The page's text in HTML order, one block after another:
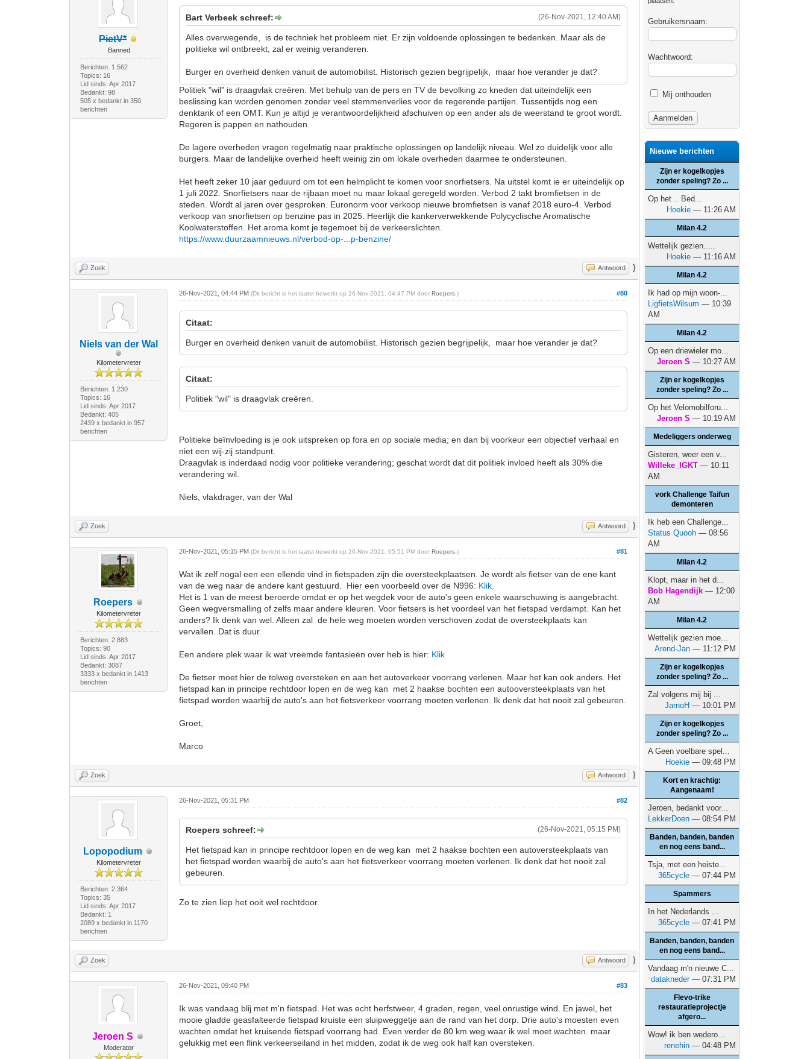
PietV*
Banned
Berichten: 1.562
Topics: 16
Lid sinds: Apr 2017
Bedankt: 98
505 x bedankt in 350
berichten
(26-Nov-2021, 12:40 AM)
Bart Verbeek schreef:
Alles overwegende, is de techniek het probleem niet. Er zijn voldoende oplossingen te bedenken. Maar als de
politieke wil ontbreekt, zal er weinig veranderen.
Burger en overheid denken vanuit de automobilist. Historisch gezien begrijpelijk, maar hoe verander je dat?
Politiek "wil" is draagvlak creëren. Met behulp van de pers en TV de bevolking zo kneden dat uiteindelijk een
beslissing kan worden genomen zonder veel stemmenverlies voor de regerende partijen. Tussentijds nog een
denktank of een OMT. Kun je altijd je verantwoordelijkheid afschuiven op een ander als de weerstand te groot wordt.
Regeren is pappen en nathouden.
De lagere overheden vragen regelmatig naar praktische oplossingen op landelijk niveau. Wel zo duidelijk voor alle
burgers. Maar de landelijke overheid heeft weinig zin om lokale overheden daarmee te ondersteunen.
Het heeft zeker 10 jaar geduurd om tot een helmplicht te komen voor snorfietsers. Na uitstel komt ie er uiteindelijk op
1 juli 2022. Snorfietsers naar de rijbaan moet nu maar lokaal geregeld worden. Verbod 2 takt bromfietsen in de
steden. Wordt al jaren over gesproken. Euronorm voor verkoop nieuwe bromfietsen is vanaf 2018 euro-4. Verbod
verkoop van snorfietsen op benzine pas in 2025. Heerlijk die kankerverwekkende Polycyclische Aromatische
Koolwaterstoffen. Het aroma komt je tegemoet bij de verkeerslichten.
https://www.duurzaamnieuws.nl/verbod-op-...p-benzine/
Zoek Antwoord }
Niels van der Wal
Kilometervreter
Berichten: 1.230
Topics: 16
Lid sinds: Apr 2017
Bedankt: 405
2439 x bedankt in 957
berichten
#80
26-Nov-2021, 04:44 PM(Dit bericht is het laatst bewerkt op 26-Nov-2021, 04:47 PM doorRoepers .)
Citaat:
Burger en overheid denken vanuit de automobilist. Historisch gezien begrijpelijk, maar hoe verander je dat?
Citaat:
Politiek "wil" is draagvlak creëren.
Politieke beïnvloeding is je ook uitspreken op fora en op sociale media; en dan bij voorkeur een objectief verhaal en
niet een wij-zij standpunt.
Draagvlak is inderdaad nodig voor politieke verandering; geschat wordt dat dit politiek invloed heeft als 30% die
verandering wil.
Niels, vlakdrager, van der Wal
Zoek Antwoord }
Roepers
Kilometervreter
Berichten: 2.883
Topics: 90
Lid sinds: Apr 2017
Bedankt: 3087
3333 x bedankt in 1413
berichten
#81
26-Nov-2021, 05:15 PM(Dit bericht is het laatst bewerkt op 26-Nov-2021, 05:51 PM doorRoepers .)
Wat ik zelf nogal een een ellende vind in fietspaden zijn die oversteekplaatsen. Je wordt als fietser van de ene kant
van de weg naar de andere kant gestuurd. Hier een voorbeeld over de N996: Klik
Het is 1 van de meest beroerde omdat er op het wegdek voor de auto's geen enkele waarschuwing is aangebracht.
Geen wegversmalling of zelfs maar andere kleuren. Voor fietsers is het voordeel van het fietspad verdampt. Kan het
anders? Ik denk van wel. Alleen zal de hele weg moeten worden verschoven zodat de oversteekplaats kan
vervallen. Dat is duur.
Een andere plek waar ik wat vreemde fantasieën over heb is hier: Klik
De fietser moet hier de tolweg oversteken en aan het autoverkeer voorrang verlenen. Maar het kan ook anders. Het
fietspad kan in principe rechtdoor lopen en de weg kan met 2 haakse bochten een autooversteekplaats van het
fietspad worden waarbij de auto's aan het fietsverkeer voorrang moeten verlenen. Ik denk dat het nooit zal gebeuren.
Groet,
Marco
Zoek Antwoord }
Lopopodium
Kilometervreter
Berichten: 2.364
Topics: 35
Lid sinds: Apr 2017
Bedankt: 1
2089 x bedankt in 1170
berichten
#82
26-Nov-2021, 05:31 PM
(26-Nov-2021, 05:15 PM)
Roepers schreef:
Het fietspad kan in principe rechtdoor lopen en de weg kan met 2 haakse bochten een autoversteekplaats van
het fietspad worden waarbij de auto's aan het fietsverkeer voorrang moeten verlenen. Ik denk dat het nooit zal
gebeuren.
Zo te zien liep het ooit wel rechtdoor.
Zoek Antwoord }
Jeroen S
Moderator
#83
26-Nov-2021, 09:40 PM
Ik was vandaag blij met m'n fietspad. Het was echt herfstweer, 4 graden, regen, veel onrustige wind. En jawel, het
mooie gladde geasfalteerde fietspad kruiste een sluipweggetje aan de rand van het dorp. Drie auto's moesten even
wachten omdat het kruisende fietspad voorrang had. Even verder de 80 km weg waar ik wel moet wachten. maar
gelukkig met een flink verkeerseiland in het midden, zodat ik de weg ook half kan oversteken.
Gebruikersnaam:
Wachtwoord:
Mij onthouden
Nieuwe berichten
Zijn er kogelkopjes
zonder speling? Zo ...
Op het .. Bed...
Hoekie — 11:26 AM
Milan 4.2
Wettelijk gezien.....
Hoekie — 11:16 AM
Milan 4.2
Ik had op mijn woon-...
LigfietsWilsum — 10:39
AM
Milan 4.2
Op een driewieler mo...
Jeroen S — 10:27 AM
Zijn er kogelkopjes
zonder speling? Zo ...
Op het Velomobilforu...
Jeroen S — 10:19 AM
Medeliggers onderweg
Gisteren, weer een v...
Willeke_IGKT — 10:11
AM
vork Challenge Taifun
demonteren
Ik heb een Challenge...
Status Quooh — 08:56
AM
Milan 4.2
Klopt, maar in het d...
Bob Hagendijk — 12:00
AM
Milan 4.2
Wettelijk gezien moe...
Arend-Jan — 11:12 PM
Zijn er kogelkopjes
zonder speling? Zo ...
Zal volgens mij bij ...
JarnoH — 10:01 PM
Zijn er kogelkopjes
zonder speling? Zo ...
A Geen voelbare spel...
Hoekie — 09:48 PM
Kort en krachtig:
Aangenaam!
Jeroen, bedankt voor...
LekkerDoen — 08:54 PM
Banden, banden, banden
en nog eens band...
Tsja, met een heiste...
365cycle — 07:44 PM
Spammers
In het Nederlands ...
365cycle — 07:41 PM
Banden, banden, banden
en nog eens band...
Vandaag m'n nieuwe C...
datakneder— 07:31 PM
Flevo-trike
restauratieprojectje
afgero...
Wow! ik ben wedero...
renehin — 04:48 PM